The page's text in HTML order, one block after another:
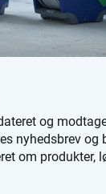
og
nyhedsbrev og
om produkter,